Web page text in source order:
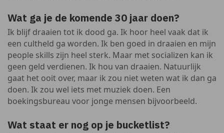
Wat ga je de komende 30 jaar doen?
Ik blijf draaien tot ik dood ga. Ik hoor heel vaak dat ik
een cultheld ga worden. Ik ben goed in draaien en mijn
people skills zijn heel sterk. Maar met socializen kan ik
geen geld verdienen. Ik hou van draaien. Natuurlijk
gaat het ooit over, maar ik zou niet weten wat ik dan ga
doen. Ik zou wel iets met muziek doen. Een
boekingsbureau voor jonge mensen bijvoorbeeld.
Wat staat er nog op je bucketlist?